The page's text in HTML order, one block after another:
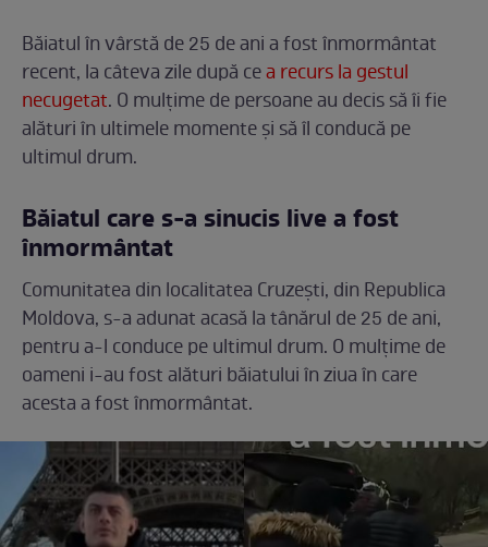
Băiatul în vârstă de 25 de ani a fost înmormântat
recent, la câteva zile după cea recurs la gestul
necugetat. O mulțime de persoane au decis să îi fie
alături în ultimele momente și să îl conducă pe
ultimul drum.
Băiatul care s-a sinucis live a fost
înmormântat
Comunitatea din localitatea Cruzești, din Republica
Moldova, s-a adunat acasă la tânărul de 25 de ani,
pentru a-l conduce pe ultimul drum. O mulțime de
oameni i-au fost alături băiatului în ziua în care
acesta a fost înmormântat.